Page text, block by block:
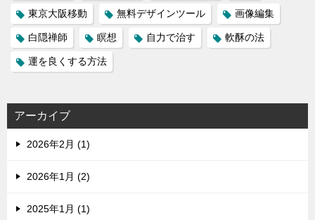
東京大阪移動 無料デザインツール 画像編集
白隠禅師 瞑想 自力で治す 軟酥の法
運を良くする方法
アーカイブ
2026年2月 (1)
2026年1月 (2)
2025年1月 (1)